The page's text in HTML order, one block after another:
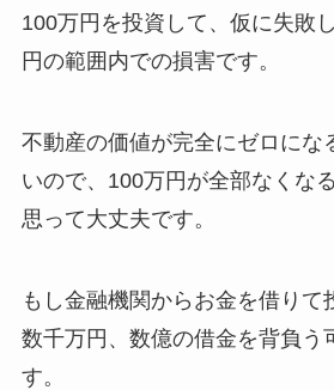
100万円を投資して、仮に失敗
円の範囲内での損害です。
不動産の価値が完全にゼロにな
いので、100万円が全部なくな
思って大丈夫です。
もし金融機関からお金を借りて
数千万円、数億の借金を背負う
す。